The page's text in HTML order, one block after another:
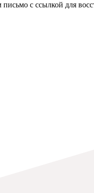
с ссылкой для